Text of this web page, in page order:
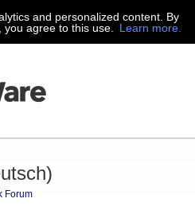
and personalized content. By
agree to this use.
Learn more.
Forum